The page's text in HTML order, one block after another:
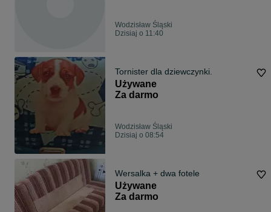
Wodzisław Śląski
Dzisiaj o 11:40
Tornister dla dziewczynki.
Używane
Za darmo
Wodzisław Śląski
Dzisiaj o 08:54
Wersalka + dwa fotele
Używane
Za darmo